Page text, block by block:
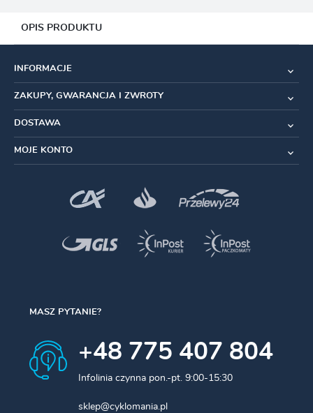
OPIS PRODUKTU
przechowywania roweru.
Kompatybilny z większością pedałów platformowych
i zatrzaskowych.
przechowywanie zajmuje minimum przestrzeni.
szerokiego wyboru kolorów pozwala doskonale
dopasować wieszak do estetyki wnętrza w którym się
Kolor: niebieski
INFORMACJE
ZAKUPY, GWARANCJA I ZWROTY
DOSTAWA
MOJE KONTO
MASZ PYTANIE?
+48 775 407 804
Infolinia czynna pon.-pt. 9:00-15:30
sklep@cyklomania.pl